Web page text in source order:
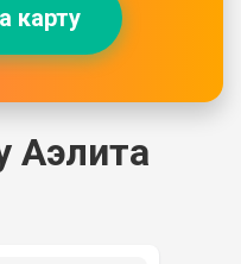
карту
Аэлита